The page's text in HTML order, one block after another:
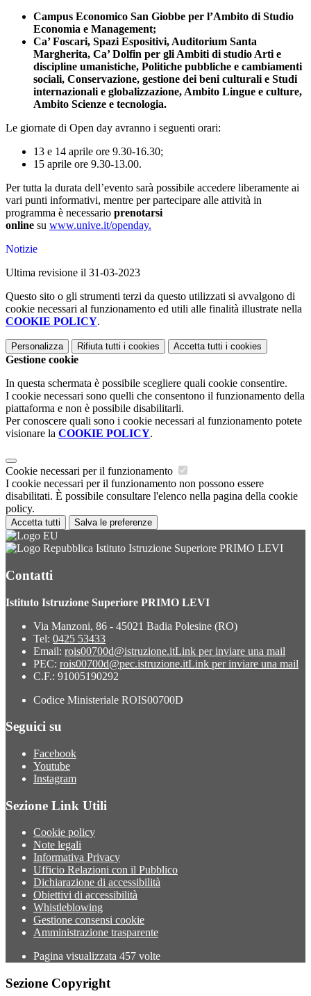
Campus Economico San Giobbe per l’Ambito di Studio
Economia e Management;
Ca’ Foscari, Spazi Espositivi, Auditorium Santa
Margherita, Ca’ Dolfin per gli Ambiti di studio Arti e
discipline umanistiche, Politiche pubbliche e cambiamenti
sociali, Conservazione, gestione dei beni culturali e Studi
internazionali e globalizzazione, Ambito Lingue e culture,
Ambito Scienze e tecnologia.
Le giornate di Open day avranno i seguenti orari:
13 e 14 aprile ore 9.30-16.30;
15 aprile ore 9.30-13.00.
Per tutta la durata dell’evento sarà possibile accedere liberamente ai
vari punti informativi, mentre per partecipare alle attività in
programma è necessario prenotarsi
online su www.unive.it/openday.
Notizie
Ultima revisione il 31-03-2023
Questo sito o gli strumenti terzi da questo utilizzati si avvalgono di
cookie necessari al funzionamento ed utili alle finalità illustrate nella
COOKIE POLICY.
Personalizza Rifiuta tutti i cookies Accetta tutti i cookies
Gestione cookie
In questa schermata è possibile scegliere quali cookie consentire.
I cookie necessari sono quelli che consentono il funzionamento della
piattaforma e non è possibile disabilitarli.
Per conoscere quali sono i cookie necessari al funzionamento potete
visionare la COOKIE POLICY.
Cookie necessari per il funzionamento
I cookie necessari per il funzionamento non possono essere
disabilitati. È possibile consultare l'elenco nella pagina della cookie
policy.
Accetta tutti Salva le preferenze
Istituto Istruzione Superiore PRIMO LEVI
Contatti
Istituto Istruzione Superiore PRIMO LEVI
Via Manzoni, 86 - 45021 Badia Polesine (RO)
Tel: 0425 53433
Email: rois00700d@istruzione.itLink per inviare una mail
PEC: rois00700d@pec.istruzione.itLink per inviare una mail
C.F.: 91005190292
Codice Ministeriale ROIS00700D
Seguici su
Facebook
Youtube
Instagram
Sezione Link Utili
Cookie policy
Note legali
Informativa Privacy
Ufficio Relazioni con il Pubblico
Dichiarazione di accessibilità
Obiettivi di accessibilità
Whistleblowing
Gestione consensi cookie
Amministrazione trasparente
Pagina visualizzata 457 volte
Sezione Copyright